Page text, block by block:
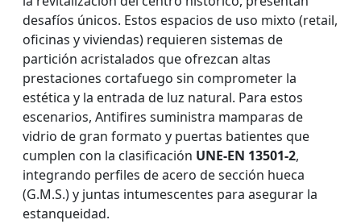
desafíos únicos. Estos espacios de uso mixto (retail,
oficinas y viviendas) requieren sistemas de
partición acristalados que ofrezcan altas
prestaciones cortafuego sin comprometer la
estética y la entrada de luz natural. Para estos
escenarios, Antifires suministra mamparas de
vidrio de gran formato y puertas batientes que
cumplen con la clasificación UNE-EN 13501-2,
integrando perfiles de acero de sección hueca
(G.M.S.) y juntas intumescentes para asegurar la
estanqueidad.